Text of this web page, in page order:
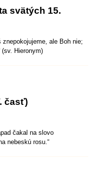
svätých 15.
ale Boh nie;
Hieronym)
časť)
čakal na slovo
nebeskú rosu.“